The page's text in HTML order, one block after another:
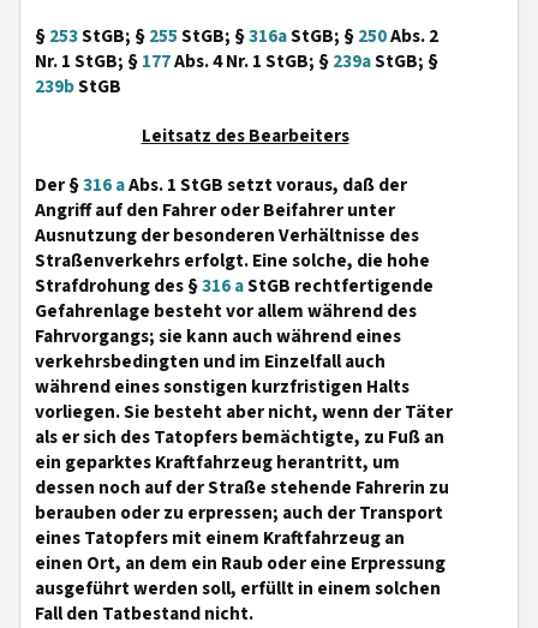
§253StGB; §255StGB; §316aStGB; §250Abs. 2
Nr. 1 StGB; §177Abs. 4 Nr. 1 StGB; §239aStGB; §
239bStGB
Leitsatz des Bearbeiters
Der §316 aAbs. 1 StGB setzt voraus, daß der
Angriff auf den Fahrer oder Beifahrer unter
Ausnutzung der besonderen Verhältnisse des
Straßenverkehrs erfolgt. Eine solche, die hohe
Strafdrohung des §316 aStGB rechtfertigende
Gefahrenlage besteht vor allem während des
Fahrvorgangs; sie kann auch während eines
verkehrsbedingten und im Einzelfall auch
während eines sonstigen kurzfristigen Halts
vorliegen. Sie besteht aber nicht, wenn der Täter
als er sich des Tatopfers bemächtigte, zu Fuß an
ein geparktes Kraftfahrzeug herantritt, um
dessen noch auf der Straße stehende Fahrerin zu
berauben oder zu erpressen; auch der Transport
eines Tatopfers mit einem Kraftfahrzeug an
einen Ort, an dem ein Raub oder eine Erpressung
ausgeführt werden soll, erfüllt in einem solchen
Fall den Tatbestand nicht.